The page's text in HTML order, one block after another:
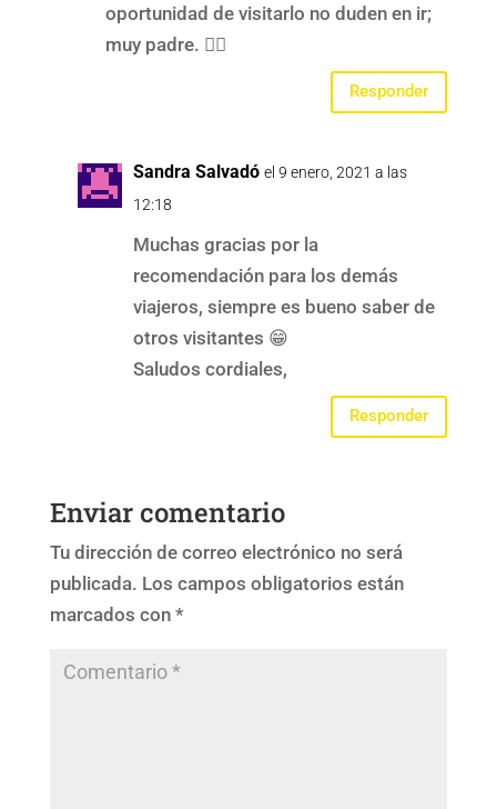
oportunidad de visitarlo no duden en ir;
muy padre. 👍🏻
Responder
Sandra Salvadó el 9 enero, 2021 a las
12:18
Muchas gracias por la
recomendación para los demás
viajeros, siempre es bueno saber de
otros visitantes 😁
Saludos cordiales,
Responder
Enviar comentario
Tu dirección de correo electrónico no será
publicada. Los campos obligatorios están
marcados con *